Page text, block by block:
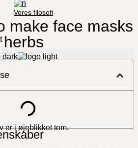
Vores filosofi
er i øjeblikket tom.
make face masks